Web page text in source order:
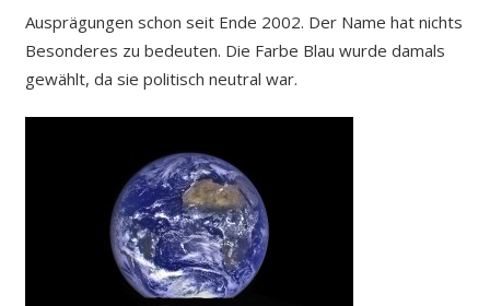
Ausprägungen schon seit Ende 2002. Der Name hat nichts
Besonderes zu bedeuten. Die Farbe Blau wurde damals
gewählt, da sie politisch neutral war.